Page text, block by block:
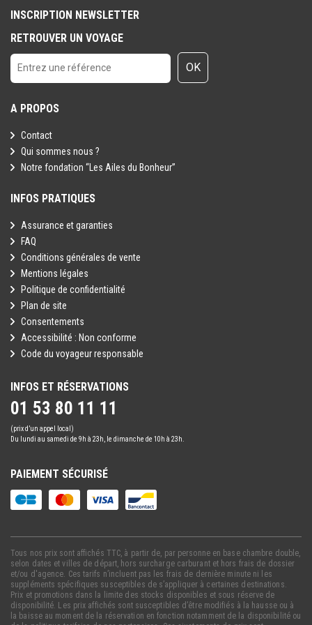
INSCRIPTION NEWSLETTER
RETROUVER UN VOYAGE
OK
A PROPOS
Contact
Qui sommes nous ?
Notre fondation “Les Ailes du Bonheur”
INFOS PRATIQUES
Assurance et garanties
FAQ
Conditions générales de vente
Mentions légales
Politique de confidentialité
Plan de site
Consentements
Accessibilité : Non conforme
Code du voyageur responsable
INFOS ET RÉSERVATIONS
01 53 80 11 11
(prix d’un appel local)
Du lundi au samedi de 9h à 23h, le dimanche de 10h à 23h.
PAIEMENT SÉCURISÉ
Tous nos prix sont affichés TTC, à partir de, par personne en base chambre double,
selon dates et villes de départ, hors surcharge carburant et hors frais de dossier
et/ou d'agence. Ces tarifs n’incluent pas les frais de dernière minute ni les
suppléments spécifiques susceptibles de s’appliquer à certaines destinations.
Prix et promotions dans la limite des stocks disponibles et sous réserve de
disponibilité. Les prix affichés sont susceptibles d’être modifiés à la hausse ou à
la baisse au moment de la réservation en fonction notamment de la disponibilité ou